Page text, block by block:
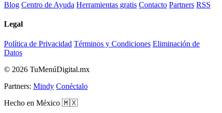
Blog Centro de Ayuda Herramientas gratis Contacto Partners RSS
Legal
Política de Privacidad Términos y Condiciones Eliminación de
Datos
© 2026 TuMenúDigital.mx
Partners: Mindy Conéctalo
Hecho en México 🇲🇽